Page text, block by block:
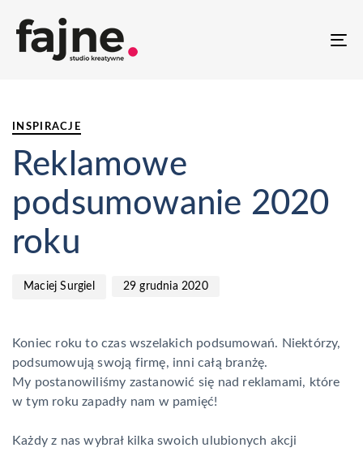
INSPIRACJE
Reklamowe
podsumowanie 2020
roku
Maciej Surgiel 29 grudnia 2020
Koniec roku to czas wszelakich podsumowań. Niektórzy,
podsumowują swoją firmę, inni całą branżę.
My postanowiliśmy zastanowić się nad reklamami, które
w tym roku zapadły nam w pamięć!
Każdy z nas wybrał kilka swoich ulubionych akcji